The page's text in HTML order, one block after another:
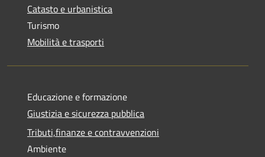
Catasto e urbanistica
Turismo
Mobilità e trasporti
Educazione e formazione
Giustizia e sicurezza pubblica
Tributi,finanze e contravvenzioni
Ambiente